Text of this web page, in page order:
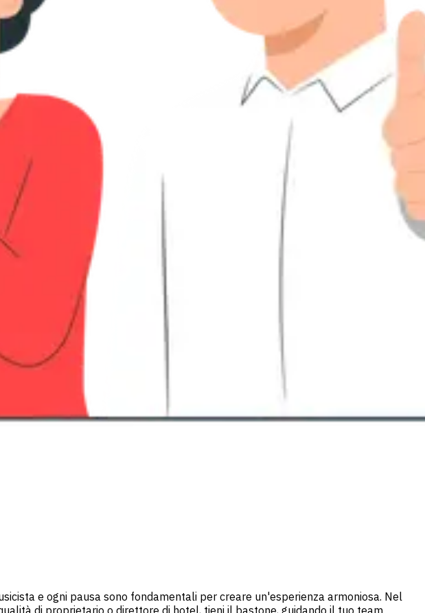
e ogni pausa sono fondamentali per creare un'esperienza armoniosa. Nel
di proprietario o direttore di hotel, tieni il bastone, guidando il tuo team